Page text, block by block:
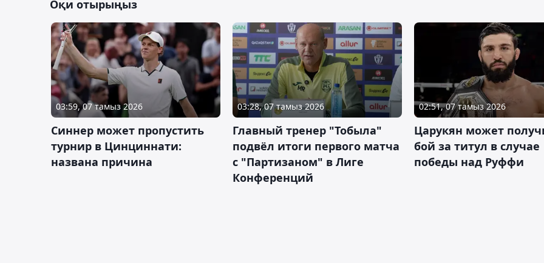
Оқи отырыңыз
03:59, 07 тамыз 2026
Синнер может пропустить
турнир в Цинциннати:
названа причина
03:28, 07 тамыз 2026
Главный тренер "Тобыла"
подвёл итоги первого матча
с "Партизаном" в Лиге
Конференций
02:51, 07 тамыз 2026
Царукян может
бой за титул в случае
победы над Руффи